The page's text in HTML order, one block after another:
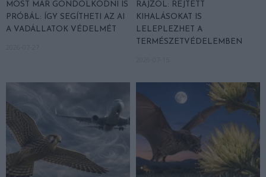
MOST MÁR GONDOLKODNI IS
PRÓBÁL: ÍGY SEGÍTHETI AZ AI
A VADÁLLATOK VÉDELMÉT
RAJZOL: REJTETT
KIHALÁSOKAT IS
LELEPLEZHET A
TERMÉSZETVÉDELEMBEN